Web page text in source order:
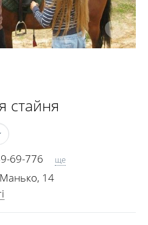
стайня
69-776
34-20
ще
Манько, 14